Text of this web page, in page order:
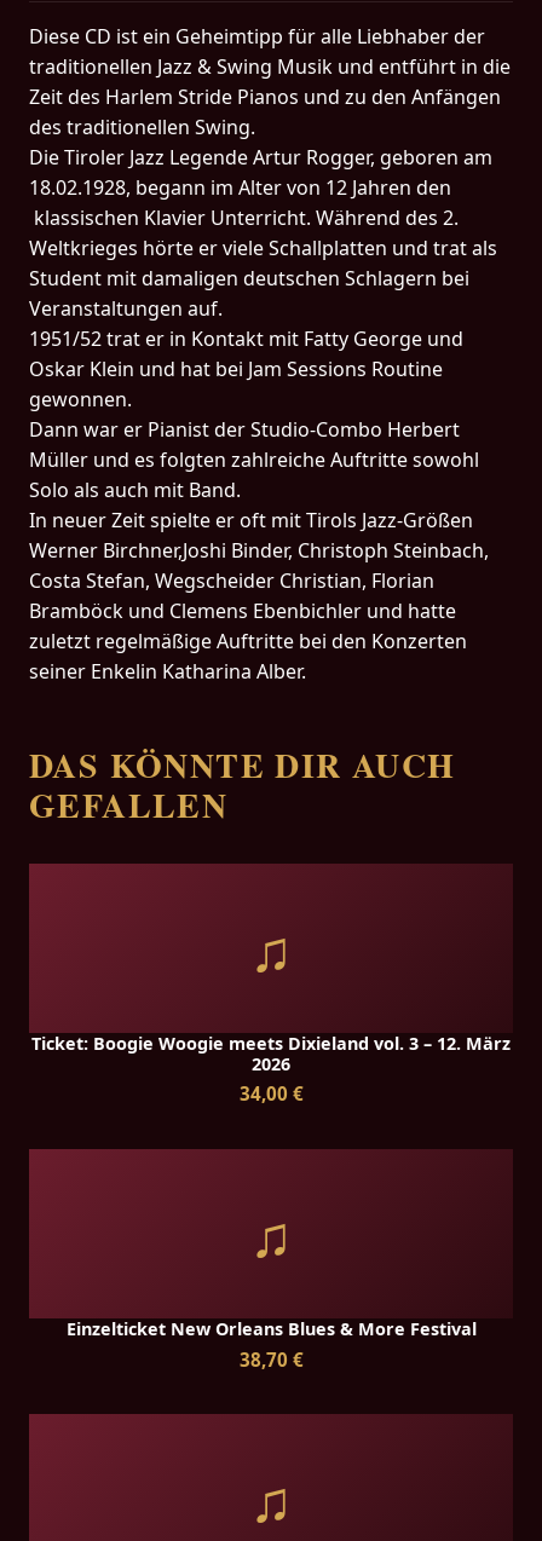
Diese CD ist ein Geheimtipp für alle Liebhaber der
traditionellen Jazz & Swing Musik und entführt in die
Zeit des Harlem Stride Pianos und zu den Anfängen
des traditionellen Swing.
Die Tiroler Jazz Legende Artur Rogger, geboren am
18.02.1928, begann im Alter von 12 Jahren den
klassischen Klavier Unterricht. Während des 2.
Weltkrieges hörte er viele Schallplatten und trat als
Student mit damaligen deutschen Schlagern bei
Veranstaltungen auf.
1951/52 trat er in Kontakt mit Fatty George und
Oskar Klein und hat bei Jam Sessions Routine
gewonnen.
Dann war er Pianist der Studio-Combo Herbert
Müller und es folgten zahlreiche Auftritte sowohl
Solo als auch mit Band.
In neuer Zeit spielte er oft mit Tirols Jazz-Größen
Werner Birchner,Joshi Binder, Christoph Steinbach,
Costa Stefan, Wegscheider Christian, Florian
Bramböck und Clemens Ebenbichler und hatte
zuletzt regelmäßige Auftritte bei den Konzerten
seiner Enkelin Katharina Alber.
DAS KÖNNTE DIR AUCH
GEFALLEN
♫
Ticket: Boogie Woogie meets Dixieland vol. 3 – 12. März
2026
34,00 €
♫
Einzelticket New Orleans Blues & More Festival
38,70 €
♫